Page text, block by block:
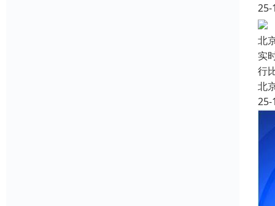
25-
北
实
行
北
25-